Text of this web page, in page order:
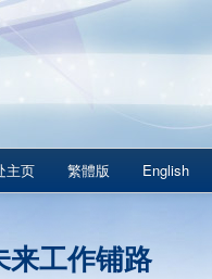
主页 繁體版 English
来工作铺路